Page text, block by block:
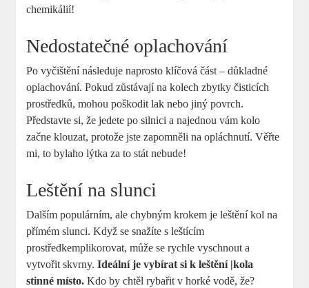
chemikálií!
Nedostatečné oplachování
Po vyčištění následuje naprosto klíčová část – důkladné
oplachování. Pokud zůstávají na kolech zbytky čisticích
prostředků, mohou poškodit lak nebo jiný povrch.
Představte si, že jedete po silnici a najednou vám kolo
začne klouzat, protože jste zapomněli na opláchnutí. Věřte
mi, to bylaho lýtka za to stát nebude!
Leštění na slunci
Dalším populárním, ale chybným krokem je leštění kol na
přímém slunci. Když se snažíte s leštícím
prostředkemplikorovat, může se rychle vyschnout a
vytvořit skvrny.Ideální je vybírat si k leštění |kola
stinné místo. Kdo by chtěl rybařit v horké vodě, že?